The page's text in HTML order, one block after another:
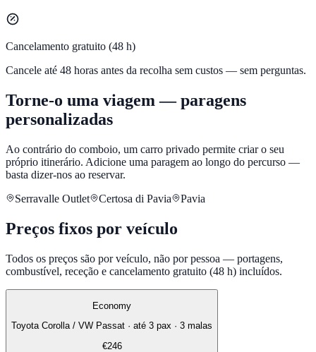
Cancelamento gratuito (48 h)
Cancele até 48 horas antes da recolha sem custos — sem perguntas.
Torne-o uma viagem — paragens
personalizadas
Ao contrário do comboio, um carro privado permite criar o seu
próprio itinerário. Adicione uma paragem ao longo do percurso —
basta dizer-nos ao reservar.
Serravalle Outlet
Certosa di Pavia Pavia
Preços fixos por veículo
Todos os preços são por veículo, não por pessoa — portagens,
combustível, receção e cancelamento gratuito (48 h) incluídos.
Economy
Toyota Corolla / VW Passat · até 3 pax · 3 malas
€246